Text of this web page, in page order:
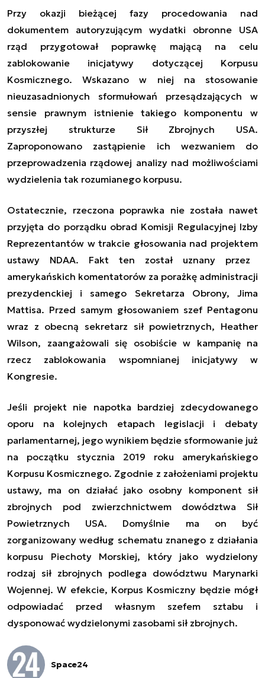
Przy okazji bieżącej fazy procedowania nad
dokumentem autoryzującym wydatki obronne USA
rząd przygotował poprawkę mającą na celu
zablokowanie inicjatywy dotyczącej Korpusu
Kosmicznego. Wskazano w niej na stosowanie
nieuzasadnionych sformułowań przesądzających w
sensie prawnym istnienie takiego komponentu w
przyszłej strukturze Sił Zbrojnych USA.
Zaproponowano zastąpienie ich wezwaniem do
przeprowadzenia rządowej analizy nad możliwościami
wydzielenia tak rozumianego korpusu.
Ostatecznie, rzeczona poprawka nie została nawet
przyjęta do porządku obrad Komisji Regulacyjnej Izby
Reprezentantów w trakcie głosowania nad projektem
ustawy NDAA. Fakt ten został uznany przez
amerykańskich komentatorów za porażkę administracji
prezydenckiej i samego Sekretarza Obrony, Jima
Mattisa. Przed samym głosowaniem szef Pentagonu
wraz z obecną sekretarz sił powietrznych, Heather
Wilson, zaangażowali się osobiście w kampanię na
rzecz zablokowania wspomnianej inicjatywy w
Kongresie.
Jeśli projekt nie napotka bardziej zdecydowanego
oporu na kolejnych etapach legislacji i debaty
parlamentarnej, jego wynikiem będzie sformowanie już
na początku stycznia 2019 roku amerykańskiego
Korpusu Kosmicznego. Zgodnie z założeniami projektu
ustawy, ma on działać jako osobny komponent sił
zbrojnych pod zwierzchnictwem dowództwa Sił
Powietrznych USA. Domyślnie ma on być
zorganizowany według schematu znanego z działania
korpusu Piechoty Morskiej, który jako wydzielony
rodzaj sił zbrojnych podlega dowództwu Marynarki
Wojennej.W efekcie, Korpus Kosmiczny będzie mógł
odpowiadać przed własnym szefem sztabu i
dysponować wydzielonymi zasobami sił zbrojnych.
Space24